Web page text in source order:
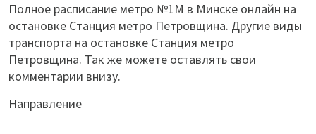
Полное расписание метро №1M в Минске онлайн на
остановке Станция метро Петровщина. Другие виды
транспорта на остановке Станция метро
Петровщина. Так же можете оставлять свои
комментарии внизу.
Направление